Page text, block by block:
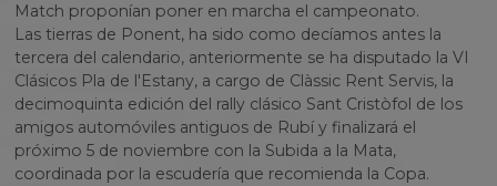
Match proponían poner en marcha el campeonato.
Las tierras de Ponent, ha sido como decíamos antes la
tercera del calendario, anteriormente se ha disputado la VI
Clásicos Pla de l'Estany, a cargo de Clàssic Rent Servis, la
decimoquinta edición del rally clásico Sant Cristòfol de los
amigos automóviles antiguos de Rubí y finalizará el
próximo 5 de noviembre con la Subida a la Mata,
coordinada por la escudería que recomienda la Copa.